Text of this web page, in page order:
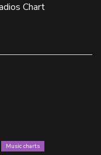
Chart
Music charts